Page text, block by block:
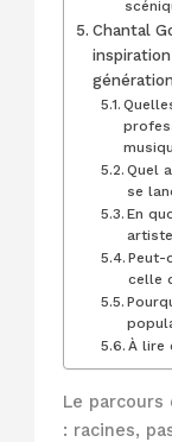
Chantal
Quel
se
En
Peut-
celle
À lire
Le parcours
: racines,